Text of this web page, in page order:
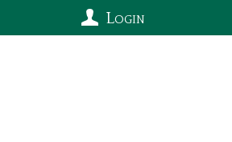
Login